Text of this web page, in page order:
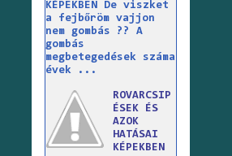
KÉPEKBEN De viszket
a fejbőröm vajjon
nem gombás ?? A
gombás
megbetegedések száma
évek ...
ROVARCSIP
ÉSEK ÉS
AZOK
HATÁSAI
KÉPEKBEN